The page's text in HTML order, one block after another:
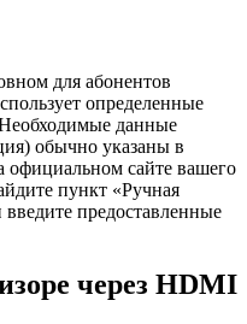
для абонентов
определенные
данные
обычно указаны в
официальном сайте вашего
пункт «Ручная
предоставленные
через HDMI